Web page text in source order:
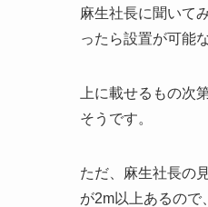
麻生社長に聞いて
ったら設置が可能
上に載せるもの次
そうです。
ただ、麻生社長の
が2m以上あるので